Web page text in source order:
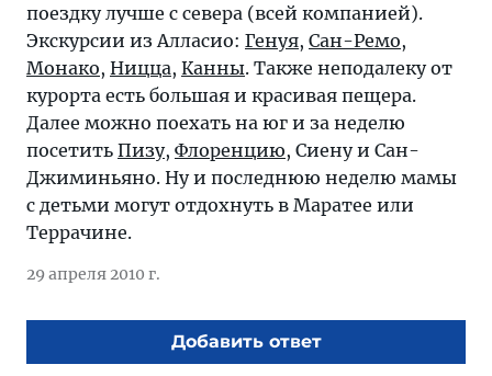
поездку лучше с севера (всей компанией).
Экскурсии из Алласио: Генуя, Сан-Ремо,
Монако, Ницца, Канны. Также неподалеку от
курорта есть большая и красивая пещера.
Далее можно поехать на юг и за неделю
посетить Пизу, Флоренцию, Сиену и Сан-
Джиминьяно. Ну и последнюю неделю мамы
с детьми могут отдохнуть в Маратее или
Террачине.
29 апреля 2010 г.
Добавить ответ